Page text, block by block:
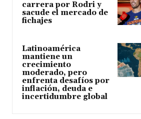
carrera por Rodri y
sacude el mercado de
fichajes
Latinoamérica
mantiene un
crecimiento
moderado, pero
enfrenta desafíos por
inflación, deuda e
incertidumbre global